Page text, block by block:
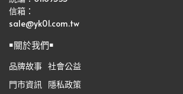
信箱：
sale@yk01.com.tw
￭關於我們￭
品牌故事 社會公益
門市資訊
隱私政策